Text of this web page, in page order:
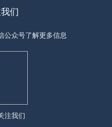
们
公众号了解更多信息
注我们